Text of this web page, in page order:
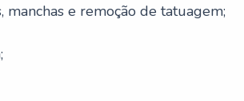
manchas e remoção de tatuagem;